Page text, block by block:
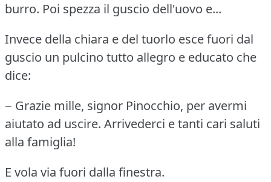
burro. Poi spezza il guscio dell'uovo e...
Invece della chiara e del tuorlo esce fuori dal
guscio un pulcino tutto allegro e educato che
dice:
− Grazie mille, signor Pinocchio, per avermi
aiutato ad uscire. Arrivederci e tanti cari saluti
alla famiglia!
E vola via fuori dalla finestra.